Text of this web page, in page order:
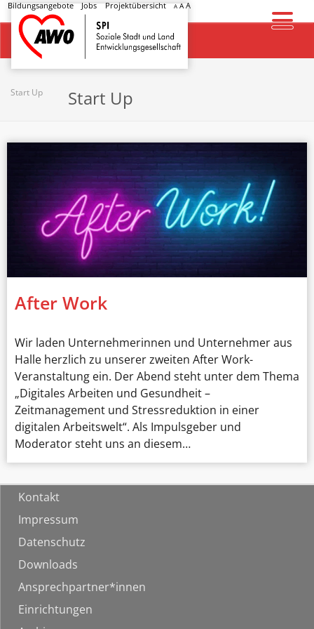
Bildungsangebote Jobs Projektübersicht A AA
Startseite
Start Up Start Up
After Work
Wir laden Unternehmerinnen und Unternehmer aus
Halle herzlich zu unserer zweiten After Work-
Veranstaltung ein. Der Abend steht unter dem Thema
„Digitales Arbeiten und Gesundheit –
Zeitmanagement und Stressreduktion in einer
digitalen Arbeitswelt“. Als Impulsgeber und
Moderator steht uns an diesem…
Kontakt
Impressum
Datenschutz
Downloads
Ansprechpartner*innen
Einrichtungen